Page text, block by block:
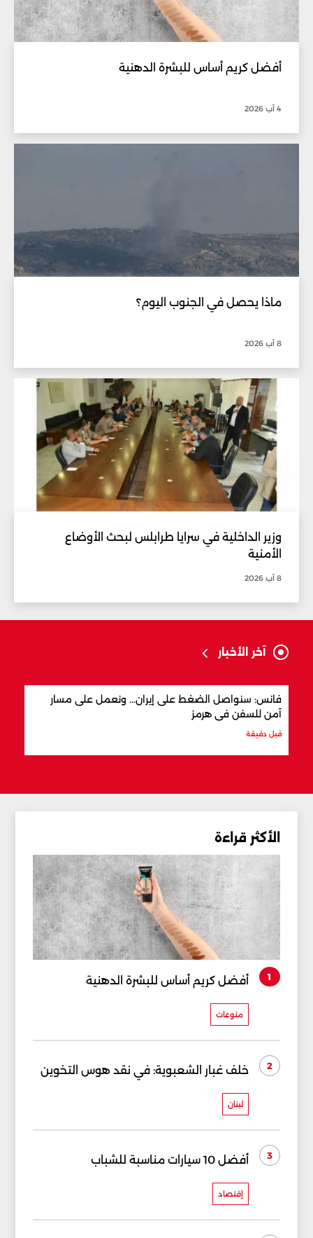
أفضل كريم أساس للبشرة الدهنية
4 آب 2026
ماذا يحصل في الجنوب اليوم؟
8 آب 2026
وزير الداخلية في سرايا طرابلس لبحث الأوضاع
الأمنية
8 آب 2026
آخر الأخبار
فانس: سنواصل الضغط على إيران... ونعمل على مسار
آمن للسفن في هرمز
قبل دقيقة
الأكثر قراءة
1 أفضل كريم أساس للبشرة الدهنية
منوعات
2 خلف غبار الشعبوية: في نقد هوس التخوين
لبنان
3 أفضل 10 سيارات مناسبة للشباب
إقتصاد